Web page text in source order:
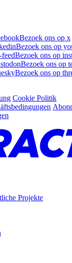
Bezoek ons op x
Bezoek ons op
Bezoek ons op
Bezoek ons op
Bezoek ons op
Cookie Politik
Projekte